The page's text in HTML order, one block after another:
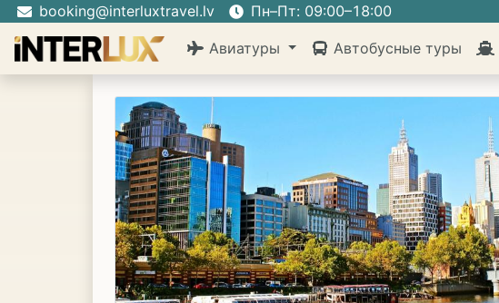
booking@interluxtravel.lv Пн–Пт: 09:00–18:00
Авиатуры Автобусные туры